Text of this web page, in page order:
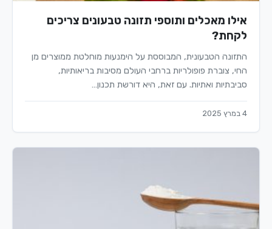
אילו מאכלים ותוספי תזונה טבעונים צריכים
לקחת?
התזונה הטבעונית, המבוססת על הימנעות מוחלטת ממוצרים מן
החי, צוברת פופולריות ברחבי העולם מסיבות בריאותיות,
סביבתיות ואתיות. עם זאת, היא דורשת תכנון…
4 במרץ 2025